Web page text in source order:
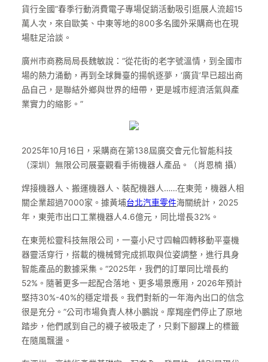
貨行全國”春季行動消費電子專場促銷活動吸引逛展人流超15
萬人次，來自歐美、中東等地的800多名國外采購商也在現
場駐足洽談。
廣州市商務局局長魏敏說：“從花街的老字號溫情，到全國市
場的熱力涌動，再到全球舞臺的揚帆逐夢，‘廣貨’早已超出商
品自己，是聯結外鄉與世界的紐帶，更是城市經濟活氣與產
業實力的縮影。”
2025年10月16日，采購商在第138屆廣交會元化智能科技
（深圳）無限公司展臺觀看手術機器人產品。（肖恩楠 攝）
焊接機器人、搬運機器人、裝配機器人……在東莞，機器人相
關企業超過7000家。據黃埔台北汽車零件海關統計，2025
年，東莞市出口工業機器人4.6億元，同比增長32%。
在東莞松靈科技無限公司，一臺小尺寸四輪四轉移動平臺機
器靈活穿行，搭載的機械臂完成抓取與位姿調整，進行具身
智能產品的數據采集。“2025年，我們的訂單同比增長約
52%。隨著更多一起配合落地、更多場景應用，2026年預計
堅持30%-40%的穩定增長。我們對新的一年海內出口的信念
很是充分。”公司市場負責人林小鵬說。摩羯座們停止了原地
踏步，他們感到自己的襪子被吸走了，只剩下腳踝上的標籤
在隨風飄盪。